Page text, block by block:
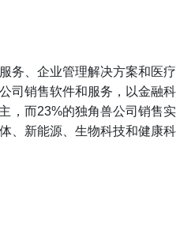
务、企业管理解决方案和医疗
司销售软件和服务，以金融科
，而23%的独角兽公司销售实
、新能源、生物科技和健康科